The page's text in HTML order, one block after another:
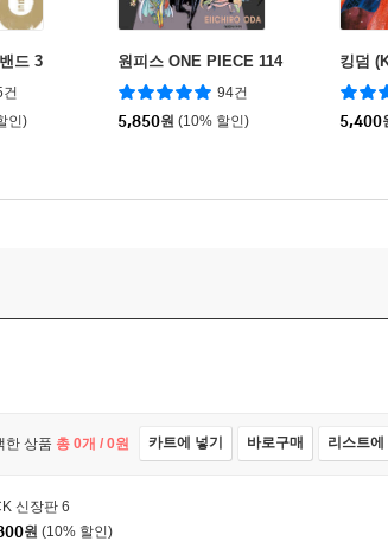
드 3
건
인)
원피스 ONE PIECE 114
94건
5,850원 (10% 할인)
킹덤
5,400
한 상품 총 0개 / 0원 카트에 넣기 바로구매 리스트에
신장판 6
원 (10% 할인)